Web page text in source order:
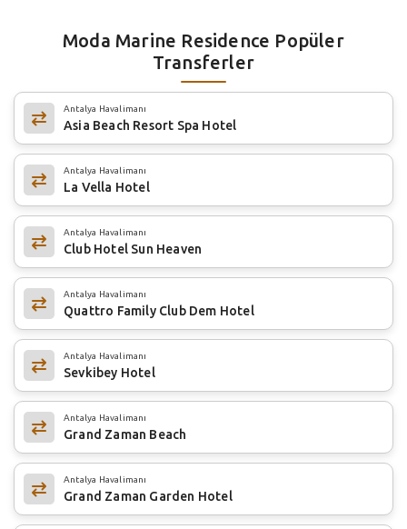
Moda Marine Residence Popüler
Transferler
Antalya Havalimanı
Asia Beach Resort Spa Hotel
Antalya Havalimanı
La Vella Hotel
Antalya Havalimanı
Club Hotel Sun Heaven
Antalya Havalimanı
Quattro Family Club Dem Hotel
Antalya Havalimanı
Sevkibey Hotel
Antalya Havalimanı
Grand Zaman Beach
Antalya Havalimanı
Grand Zaman Garden Hotel